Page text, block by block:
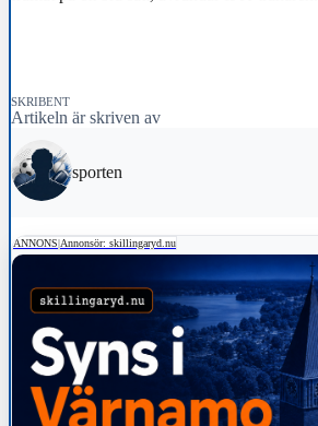
SKRIBENT
Artikeln är skriven av
sporten
ANNONS|Annonsör: skillingaryd.nu